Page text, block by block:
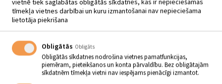
20.01. Plkst. 11.00 – 12.00
Nodarbību cikls pirmsskolas vecuma bērniem un vecākiem“Tādas
Atpakaļ
tīmekļa vietnes darbībai un kuru izmantošanai nav nepieciešama
lietotāja piekrišana
Obligātās Obligāts
Obligātās sīkdatnes nodrošina vietnes pamatfunkcijas,
piemēram, pieteikšanos un konta pārvaldību. Bez obligātajām
sīkdatnēm tīmekļa vietni nav iespējams pienācīgi izmantot.